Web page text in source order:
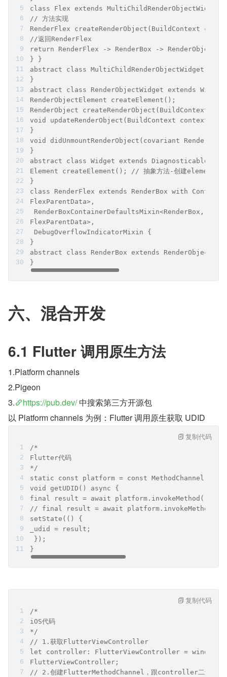
class Flex extends MultiChildRenderObjectWidget
// ⽅法实现
RenderFlex createRenderObject(BuildContext
//返回RenderFlex
return RenderFlex -> RenderBox -> RenderObject
} }
abstract class MultiChildRenderObjectWidget
}
abstract class RenderObjectWidget extends
RenderObjectElement createElement();
RenderObject createRenderObject(BuildContext
void updateRenderObject(BuildContext context,
}
void didUnmountRenderObject(covariant
}
abstract class Widget extends
Element createElement(); // 抽象⽅法-创建element
}
class RenderFlex extends RenderBox with
FlexParentData>,
RenderBoxContainerDefaultsMixin<RenderBox,
FlexParentData>,
DebugOverflowIndicatorMixin {
}
abstract class RenderBox extends RenderObject {
}
六、混合开发
6.1 Flutter 调用原生方法
1.Platform channels
2.Pigeon
3.
https://pub.dev/ 中搜索第三方开源包
以 Platform channels 为例：Flutter 调用原生获取 UDID
/*
Flutter代码
*/
static const platform = const
void getUDID() async {
final result = await
// final result = await
setState(() {
_udid = result;
});
}
复制代码
/*
iOS代码
*/
// 1.获取FlutterViewController
let controller: FlutterViewController =
FlutterViewController;
// 2.创建FlutterMethodChannel，跟controller⼆进制消
复制代码